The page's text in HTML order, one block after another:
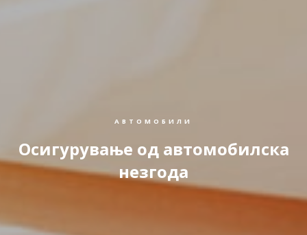
АВТОМОБИЛИ
Осигурување од автомобилска
незгода